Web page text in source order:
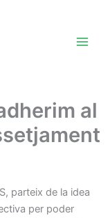
al
parteix de la idea
per poder